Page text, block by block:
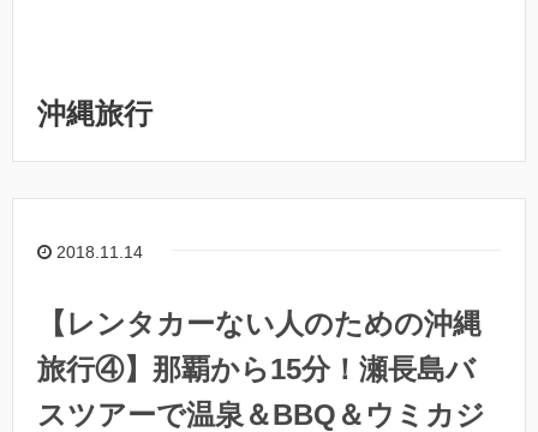
沖縄旅行
2018.11.14
【レンタカーない人のための沖縄
旅行④】那覇から15分！瀬長島バ
スツアーで温泉＆BBQ＆ウミカジ